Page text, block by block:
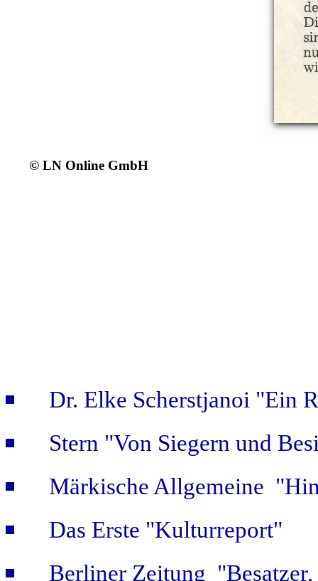
© LN Online GmbH
Dr. Elke Scherstjanoi "Ein
Stern "Von Siegern und
Märkische Allgemeine
Das Erste "Kulturreport"
Berliner Zeitung